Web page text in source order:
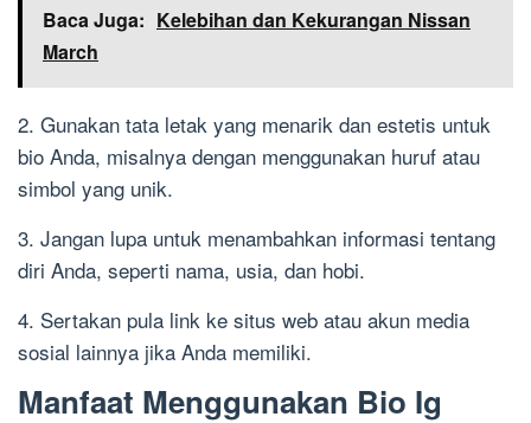
Baca Juga: Kelebihan dan Kekurangan Nissan
March
2. Gunakan tata letak yang menarik dan estetis untuk
bio Anda, misalnya dengan menggunakan huruf atau
simbol yang unik.
3. Jangan lupa untuk menambahkan informasi tentang
diri Anda, seperti nama, usia, dan hobi.
4. Sertakan pula link ke situs web atau akun media
sosial lainnya jika Anda memiliki.
Manfaat Menggunakan Bio Ig